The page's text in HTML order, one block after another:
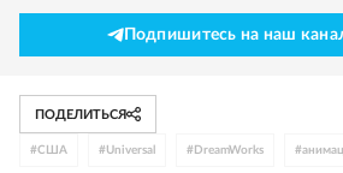
Подпишитесь на наш
ПОДЕЛИТЬСЯ
#США # Universal # DreamWorks #